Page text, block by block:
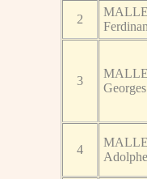
2
3
Georges
4